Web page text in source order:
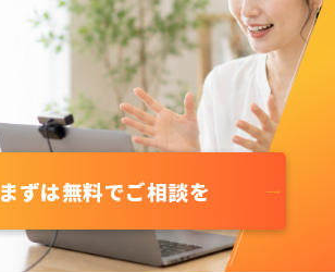
まずは無料でご相談を